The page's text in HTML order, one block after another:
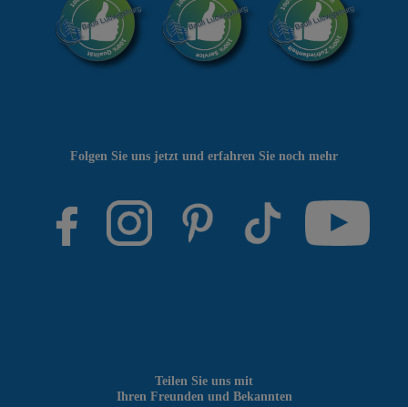
Teilen Sie uns mit
Ihren Freunden und Bekannten
Folgen Sie uns jetzt und erfahren Sie noch mehr